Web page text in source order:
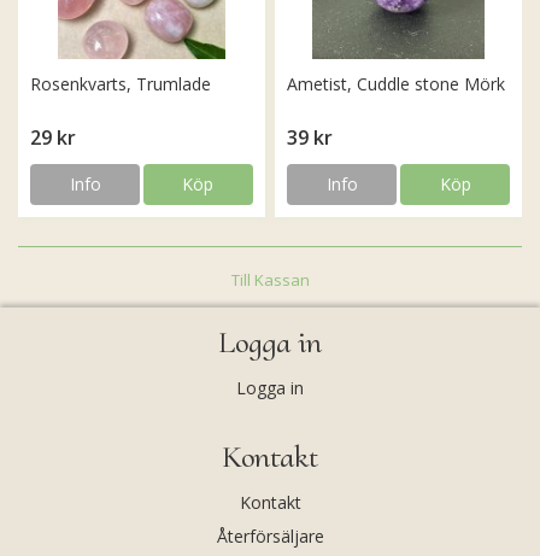
Rosenkvarts, Trumlade
29 kr
Info Köp
Ametist, Cuddle stone Mörk
39 kr
Info Köp
Till Kassan
Logga in
Logga in
Kontakt
Kontakt
Återförsäljare